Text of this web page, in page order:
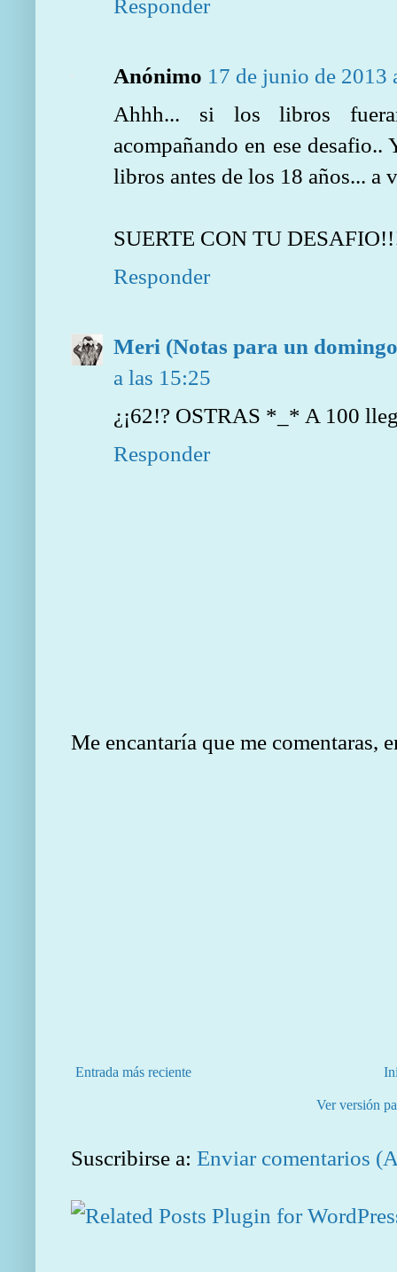
Responder
Anónimo 17 de junio de 2013
Ahhh... si los libros
acompañando en ese
libros antes de los 18 años... a
SUERTE CON TU
Responder
Meri (Notas para un
a las 15:25
¿¡62!? OSTRAS *_* A 100
Responder
Me encantaría que me comentaras,
Entrada más reciente
Ver versión
Suscribirse a: Enviar comentarios